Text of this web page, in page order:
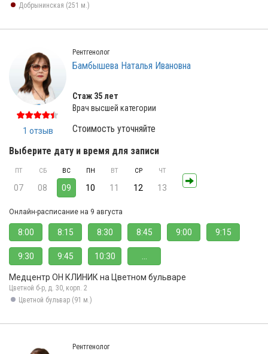
Добрынинская (251 м.)
1 отзыв
Рентгенолог
Бамбышева Наталья Ивановна
Стаж 35 лет
Врач высшей категории
Стоимость уточняйте
Выберите дату и время для записи
ПТ
07
СБ
08
ВС
09
ПН
10
ВТ
11
СР
12
ЧТ
13
Онлайн-расписание на 9 августа
8:00 8:15 8:30 8:45 9:00 9:15
9:30 9:45 10:30
Медцентр ОН КЛИНИК на Цветном бульваре
Цветной б-р, д. 30, корп. 2
Цветной бульвар (91 м.)
Рентгенолог